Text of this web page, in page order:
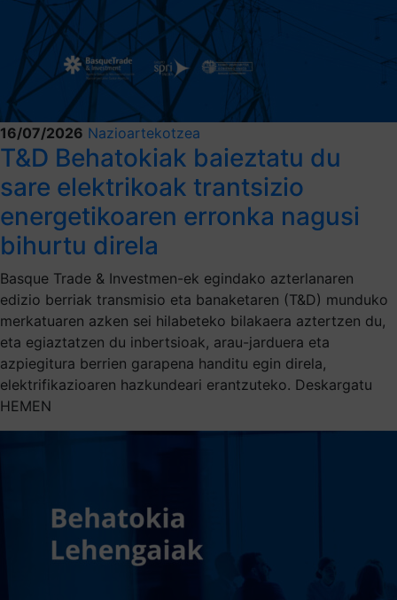
16/07/2026 Nazioartekotzea
T&D Behatokiak baieztatu du
sare elektrikoak trantsizio
energetikoaren erronka nagusi
bihurtu direla
Basque Trade & Investmen-ek egindako azterlanaren
edizio berriak transmisio eta banaketaren (T&D) munduko
merkatuaren azken sei hilabeteko bilakaera aztertzen du,
eta egiaztatzen du inbertsioak, arau-jarduera eta
azpiegitura berrien garapena handitu egin direla,
elektrifikazioaren hazkundeari erantzuteko. Deskargatu
HEMEN